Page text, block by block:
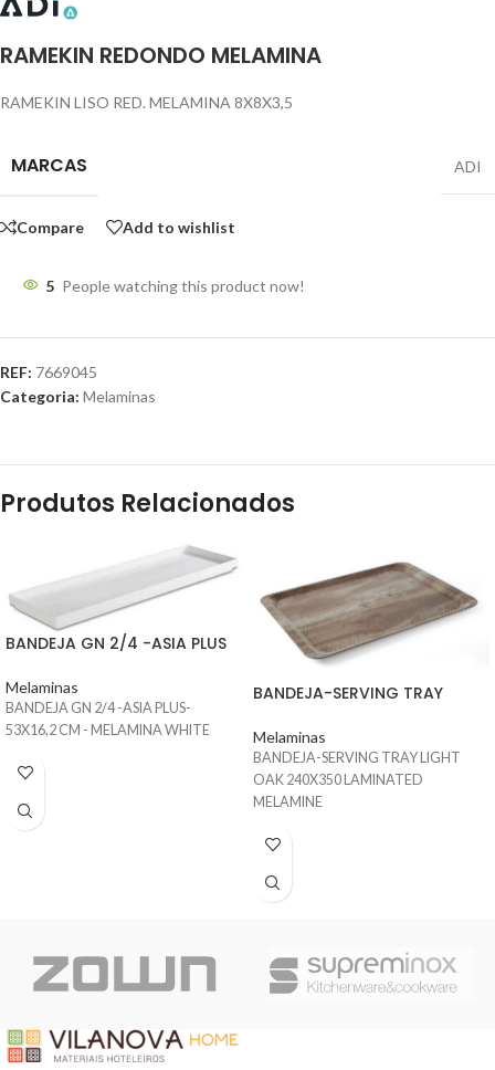
RAMEKIN REDONDO MELAMINA
RAMEKIN LISO RED. MELAMINA 8X8X3,5
MARCAS ADI
Compare Add to wishlist
5 People watching this product now!
REF: 7669045
Categoria: Melaminas
Produtos Relacionados
BANDEJA GN 2/4 -ASIA PLUS
Melaminas
BANDEJA GN 2/4 -ASIA PLUS-
53X16,2 CM - MELAMINA WHITE
BANDEJA-SERVING TRAY
Melaminas
BANDEJA-SERVING TRAY LIGHT
OAK 240X350 LAMINATED
MELAMINE